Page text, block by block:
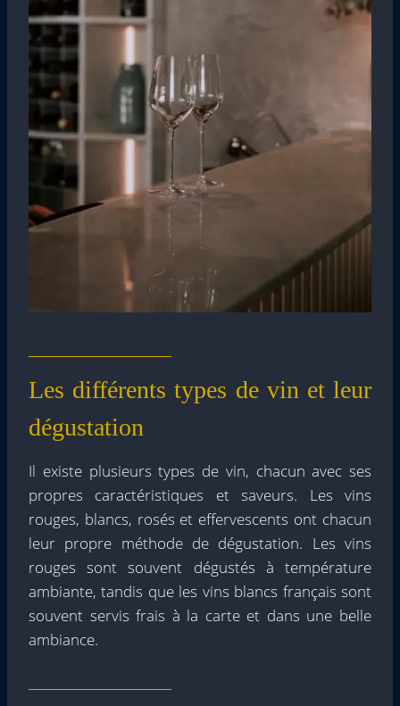
Les différents types de vin et leur
dégustation
Il existe plusieurs types de vin, chacun avec ses
propres caractéristiques et saveurs. Les vins
rouges, blancs, rosés et effervescents ont chacun
leur propre méthode de dégustation. Les vins
rouges sont souvent dégustés à température
ambiante, tandis que les vins blancs français sont
souvent servis frais à la carte et dans une belle
ambiance.